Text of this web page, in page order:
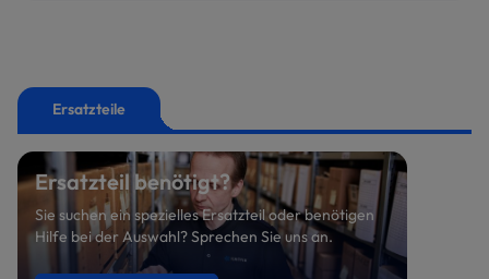
Ersatzteile
Ersatzteil benötigt?
Sie suchen ein spezielles Ersatzteil oder benötigen
Hilfe bei der Auswahl? Sprechen Sie uns an.